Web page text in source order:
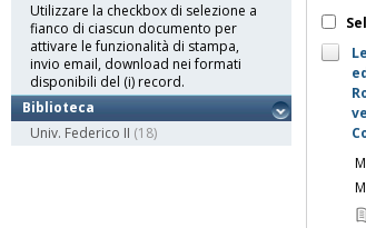
Utilizzare la checkbox di selezione a
fianco di ciascun documento per
attivare le funzionalità di stampa,
invio email, download nei formati
disponibili del (i) record.
Biblioteca
Univ. Federico II (18)